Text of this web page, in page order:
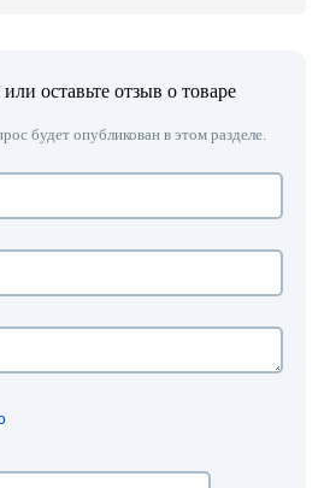
оставьте отзыв о товаре
будет опубликован в этом разделе.